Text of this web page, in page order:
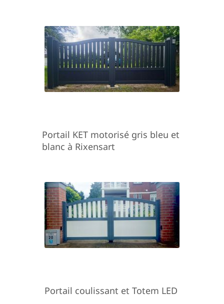
Portail KET motorisé gris bleu et
blanc à Rixensart
Portail coulissant et Totem LED